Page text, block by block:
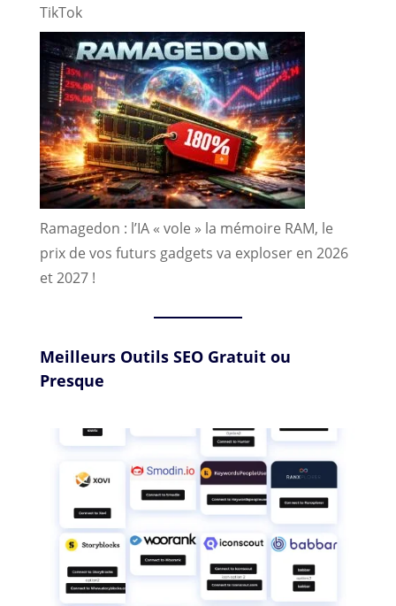
TikTok
Ramagedon : l’IA « vole » la mémoire RAM, le
prix de vos futurs gadgets va exploser en 2026
et 2027 !
Meilleurs Outils SEO Gratuit ou
Presque